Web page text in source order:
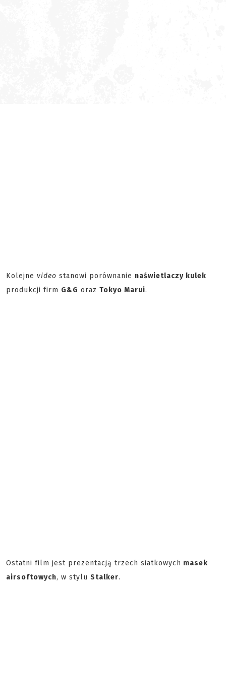
Kolejne video stanowi porównanie naświetlaczy kulek
produkcji firm G&G oraz Tokyo Marui.
Ostatni film jest prezentacją trzech siatkowych masek
airsoftowych, w stylu Stalker.